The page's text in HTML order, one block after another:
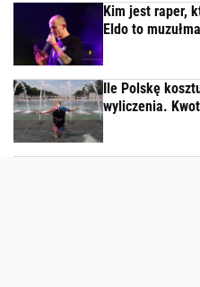
Kim jest raper,
Eldo to
Ile Polskę
wyliczenia.